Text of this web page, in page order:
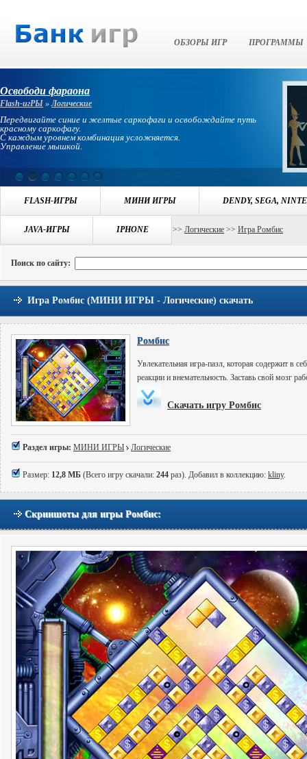
ОБЗОРЫ ИГР ПРОГРАММЫ
Освободи фараона
Flash-игРЫ »Логические
Передвигайте синие и желтые саркофаги и освобождайте путь
красному саркофагу.
С каждым уровнем комбинация усложняется.
Управление мышкой.
FLASH-ИГРЫ МИНИ ИГРЫ DENDY, SEGA,
JAVA-ИГРЫ IPHONE
Навигация:БАНК ИГР ИГРЫ МИНИ ИГРЫ >> Логические >> Игра Ромбис
Поиск по сайту:
Игра Ромбис (МИНИ ИГРЫ - Логические) скачать
Ромбис
Увлекательная игра-пазл, которая содержит в
реакции и внемательность. Заставь свой мозг
Скачать игру Ромбис
Раздел игры: МИНИ ИГРЫ Логические
Размер: 12,8 МБ (Всего игру скачали: 244 раз). Добавил в коллекцию: kliny.
Скриншоты для игры Ромбис: